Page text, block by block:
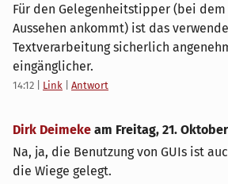
Für den Gelegenheitstipper (bei
Aussehen ankommt) ist das
Textverarbeitung sicherlich
eingänglicher.
14:12 Link Antwort
Dirk Deimeke am Freitag, 21.
Na, ja, die Benutzung von GUIs ist
die Wiege gelegt.